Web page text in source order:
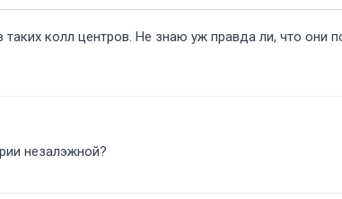
колл центров. Не знаю уж правда ли, что они
незалэжной